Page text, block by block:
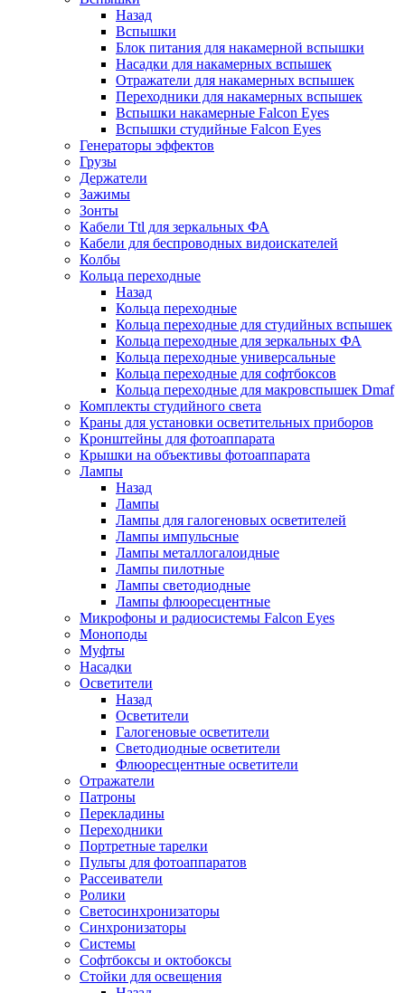
Назад
Вспышки
Блок питания для накамерной вспышки
Насадки для накамерных вспышек
Отражатели для накамерных вспышек
Переходники для накамерных вспышек
Вспышки накамерные Falcon Eyes
Вспышки студийные Falcon Eyes
Генераторы эффектов
Грузы
Держатели
Зажимы
Зонты
Кабели Ttl для зеркальных ФА
Кабели для беспроводных видоискателей
Колбы
Кольца переходные
Назад
Кольца переходные
Кольца переходные для студийных вспышек
Кольца переходные для зеркальных ФА
Кольца переходные универсальные
Кольца переходные для софтбоксов
Кольца переходные для макровспышек Dmaf
Комплекты студийного света
Краны для установки осветительных приборов
Кронштейны для фотоаппарата
Крышки на объективы фотоаппарата
Лампы
Назад
Лампы
Лампы для галогеновых осветителей
Лампы импульсные
Лампы металлогалоидные
Лампы пилотные
Лампы светодиодные
Лампы флюоресцентные
Микрофоны и радиосистемы Falcon Eyes
Моноподы
Муфты
Насадки
Осветители
Назад
Осветители
Галогеновые осветители
Светодиодные осветители
Флюоресцентные осветители
Отражатели
Патроны
Перекладины
Переходники
Портретные тарелки
Пульты для фотоаппаратов
Рассеиватели
Ролики
Светосинхронизаторы
Синхронизаторы
Системы
Софтбоксы и октобоксы
Стойки для освещения